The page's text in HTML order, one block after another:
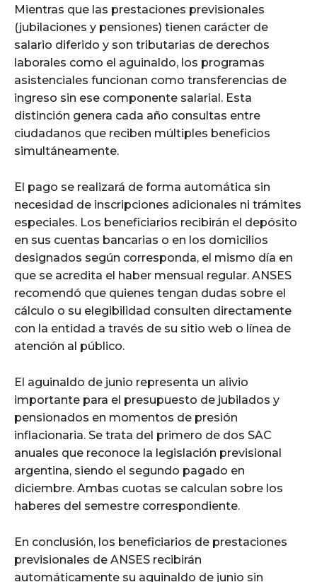
Mientras que las prestaciones previsionales
(jubilaciones y pensiones) tienen carácter de
salario diferido y son tributarias de derechos
laborales como el aguinaldo, los programas
asistenciales funcionan como transferencias de
ingreso sin ese componente salarial. Esta
distinción genera cada año consultas entre
ciudadanos que reciben múltiples beneficios
simultáneamente.
El pago se realizará de forma automática sin
necesidad de inscripciones adicionales ni trámites
especiales. Los beneficiarios recibirán el depósito
en sus cuentas bancarias o en los domicilios
designados según corresponda, el mismo día en
que se acredita el haber mensual regular. ANSES
recomendó que quienes tengan dudas sobre el
cálculo o su elegibilidad consulten directamente
con la entidad a través de su sitio web o línea de
atención al público.
El aguinaldo de junio representa un alivio
importante para el presupuesto de jubilados y
pensionados en momentos de presión
inflacionaria. Se trata del primero de dos SAC
anuales que reconoce la legislación previsional
argentina, siendo el segundo pagado en
diciembre. Ambas cuotas se calculan sobre los
haberes del semestre correspondiente.
En conclusión, los beneficiarios de prestaciones
previsionales de ANSES recibirán
automáticamente su aguinaldo de junio sin